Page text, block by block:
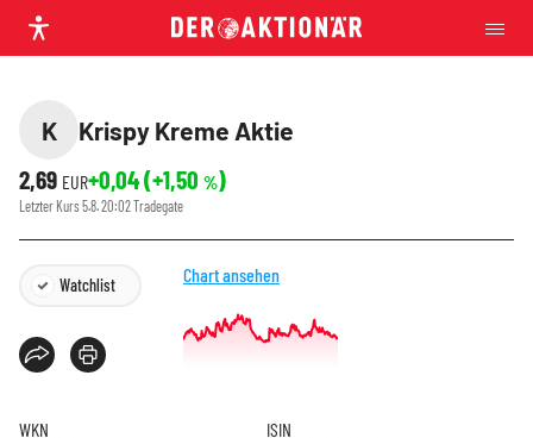
K
Krispy Kreme Aktie
2,69 EUR+0,04(+1,50 %)
Letzter Kurs5.8. 20:02Tradegate
Watchlist Chart ansehen
WKN
ISIN